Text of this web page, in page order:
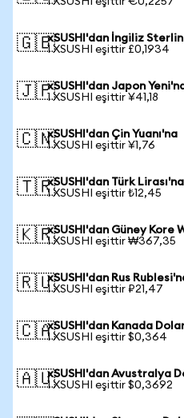
🇬🇧xSUSHI'dan İngiliz
1 XSUSHI eşittir £0,1934
🇯🇵xSUSHI'dan Japon
1 XSUSHI eşittir ¥41,18
🇨🇳xSUSHI'dan Çin Yuanı'na
1 XSUSHI eşittir ¥1,76
🇹🇷xSUSHI'dan Türk Lirası'na
1 XSUSHI eşittir ₺12,45
🇰🇷xSUSHI'dan Güney Kore
1 XSUSHI eşittir ₩367,35
🇷🇺xSUSHI'dan Rus
1 XSUSHI eşittir ₽21,47
🇨🇦xSUSHI'dan Kanada
1 XSUSHI eşittir $0,364
🇦🇺xSUSHI'dan Avustralya
1 XSUSHI eşittir $0,3692